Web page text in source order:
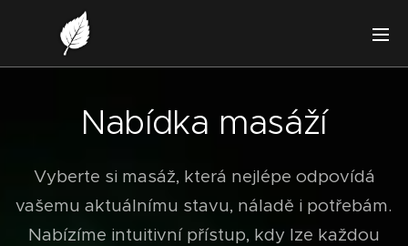
Nabídka masáží
Vyberte si masáž, která nejlépe odpovídá
vašemu aktuálnímu stavu, náladě i potřebám.
Nabízíme intuitivní přístup, kdy lze každou